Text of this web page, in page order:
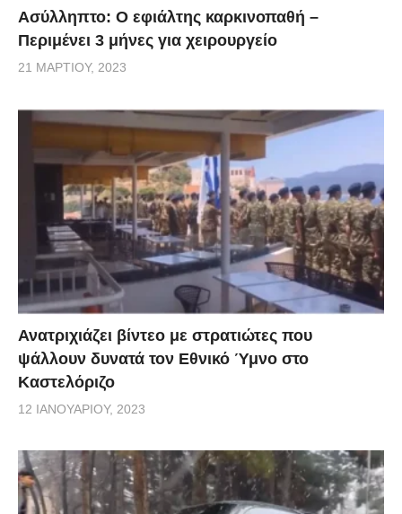
Ασύλληπτο: Ο εφιάλτης καρκινοπαθή –
Περιμένει 3 μήνες για χειρουργείο
21 ΜΑΡΤΊΟΥ, 2023
Ανατριχιάζει βίντεο με στρατιώτες που
ψάλλουν δυνατά τον Εθνικό Ύμνο στο
Καστελόριζο
12 ΙΑΝΟΥΑΡΊΟΥ, 2023